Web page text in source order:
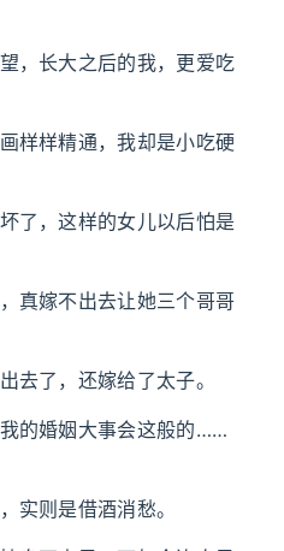
，长大之后的我，更爱吃
样样精通，我却是小吃硬
了，这样的女儿以后怕是
真嫁不出去让她三个哥哥
去了，还嫁给了太子。
的婚姻大事会这般的……
实则是借酒消愁。